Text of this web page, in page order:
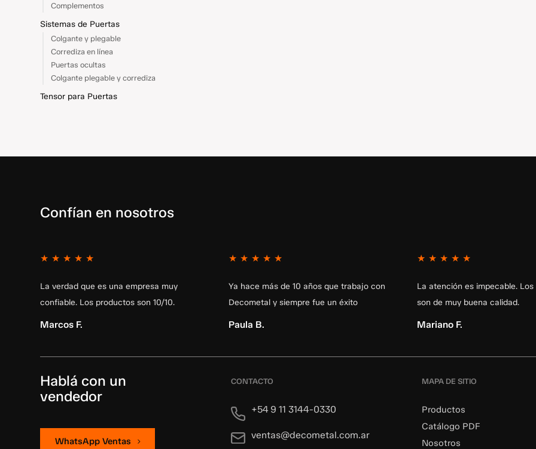
Complementos
Sistemas de Puertas
Colgante y plegable
Corrediza en línea
Puertas ocultas
Colgante plegable y corrediza
Tensor para Puertas
Confían en nosotros
★ ★ ★ ★ ★
La verdad que es una empresa muy
confiable. Los productos son 10/10.
Marcos F.
★ ★ ★ ★ ★
Ya hace más de 10 años que trabajo con
Decometal y siempre fue un éxito
Paula B.
★ ★ ★ ★ ★
La atención es impecable.
son de muy buena calidad.
Mariano F.
Hablá con un
vendedor
WhatsApp Ventas
CONTACTO
+54 9 11 3144-0330
ventas@decometal.com.ar
MAPA DE SITIO
Productos
Catálogo PDF
Nosotros